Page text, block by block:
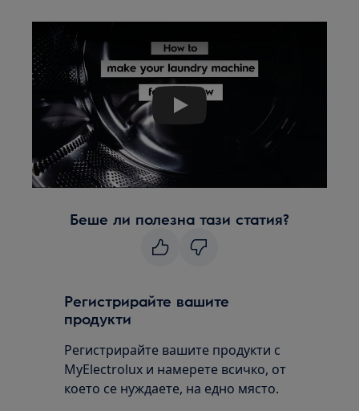
Play
Беше ли полезна тази статия?
Регистрирайте вашите
продукти
Регистрирайте вашите продукти с
MyElectrolux и намерете всичко, от
което се нуждаете, на едно място.